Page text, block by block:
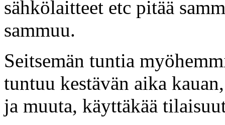
sähkölaitteet etc pitää
sammuu.
Seitsemän tuntia
tuntuu kestävän aika
ja muuta, käyttäkää